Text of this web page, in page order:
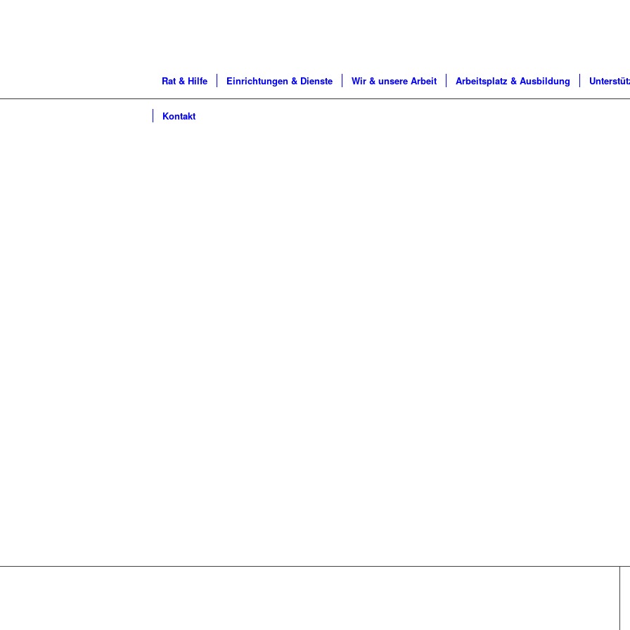
Rat & Hilfe Einrichtungen & Dienste Wir & unsere Arbeit Arbeitsplatz & Ausbildung
Kontakt